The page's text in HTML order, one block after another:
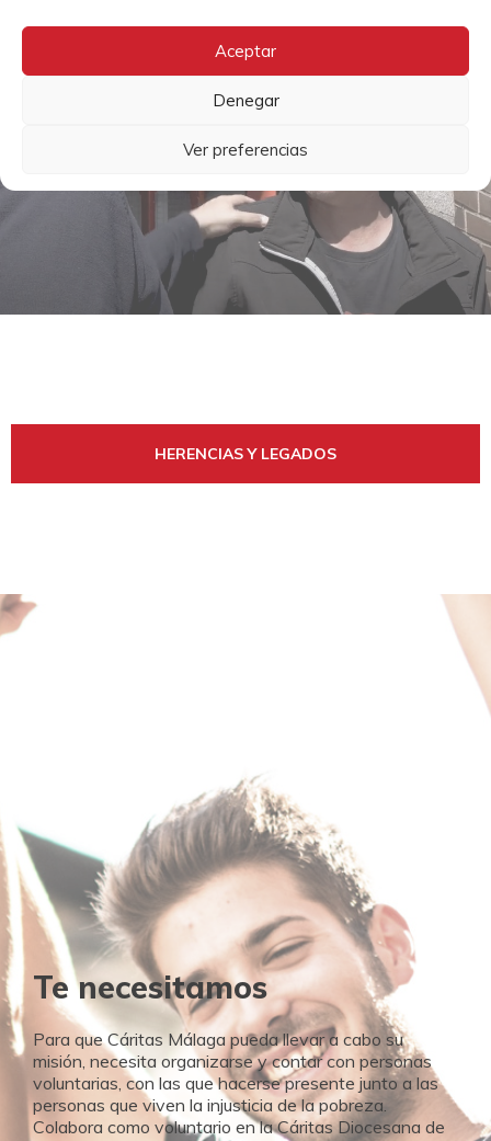
Aceptar
Denegar
Ver preferencias
HERENCIAS Y LEGADOS
Te necesitamos
Para que Cáritas Málaga pueda llevar a cabo su
misión, necesita organizarse y contar con personas
voluntarias, con las que hacerse presente junto a las
personas que viven la injusticia de la pobreza.
Colabora como voluntario en la Cáritas Diocesana de